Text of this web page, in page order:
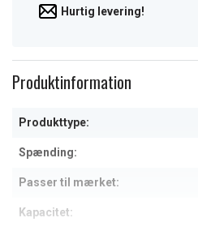
Hurtig levering!
Produktinformation
Produkttype:
Spænding:
Passer til mærket:
Kapacitet: